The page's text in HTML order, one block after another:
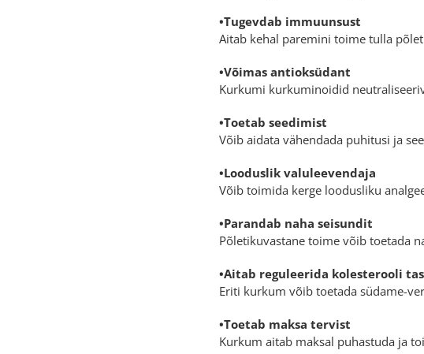
•Tugevdab immuunsust
Aitab kehal paremini toime tulla
•Võimas antioksüdant
Kurkumi kurkuminoidid
•Toetab seedimist
Võib aidata vähendada puhitusi ja
•Looduslik valuleevendaja
Võib toimida kerge loodusliku
•Parandab naha seisundit
Põletikuvastane toime võib toetada
•Aitab reguleerida kolesterooli
Eriti kurkum võib toetada südame-
•Toetab maksa tervist
Kurkum aitab maksal puhastuda ja